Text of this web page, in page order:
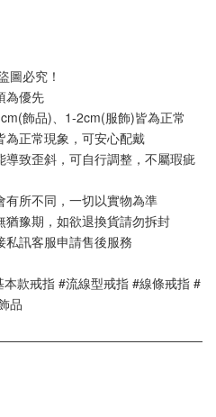
圖必究！
為優先
飾品)、1-2cm(服飾)皆為正常
正常現象，可安心配戴
致歪斜，可自行調整，不屬瑕疵
所不同，一切以實物為準
猶豫期，如欲退換貨請勿拆封
訊客服申請售後服務
款戒指 #流線型戒指 #線條戒指 #
品